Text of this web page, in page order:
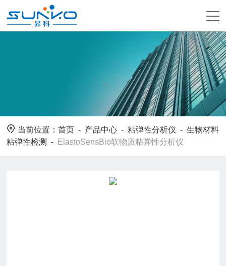
当前位置：首页 - 产品中心 -粘弹性分析仪 -生物材料
粘弹性检测
- ElastoSensBio软物质粘弹性分析仪